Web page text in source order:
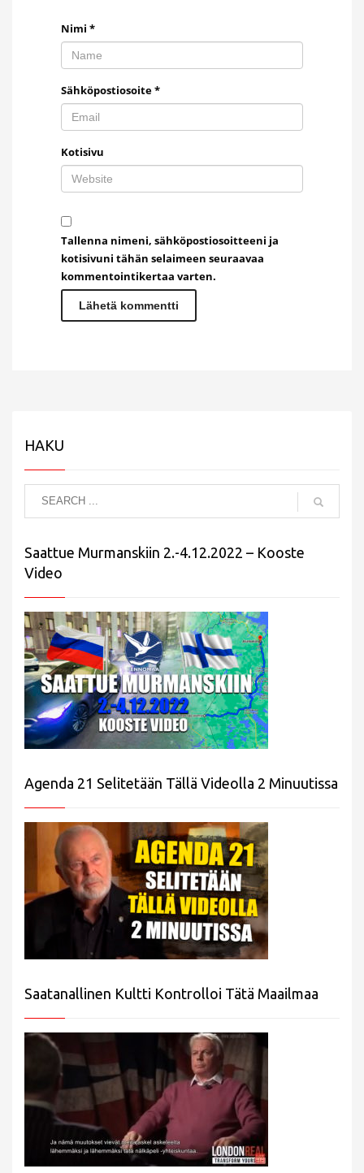
Nimi *
Sähköpostiosoite*
Kotisivu
Tallenna nimeni, sähköpostiosoitteeni ja
kotisivuni tähän selaimeen seuraavaa
kommentointikertaa varten.
HAKU
Saattue Murmanskiin 2.-4.12.2022 – Kooste
Video
Agenda 21 Selitetään Tällä Videolla 2 Minuutissa
Saatanallinen Kultti Kontrolloi Tätä Maailmaa